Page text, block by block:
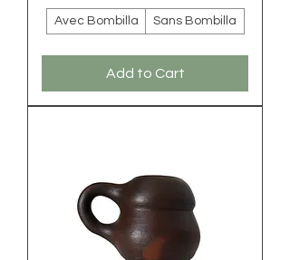
Avec Bombilla Sans Bombilla
Add to Cart